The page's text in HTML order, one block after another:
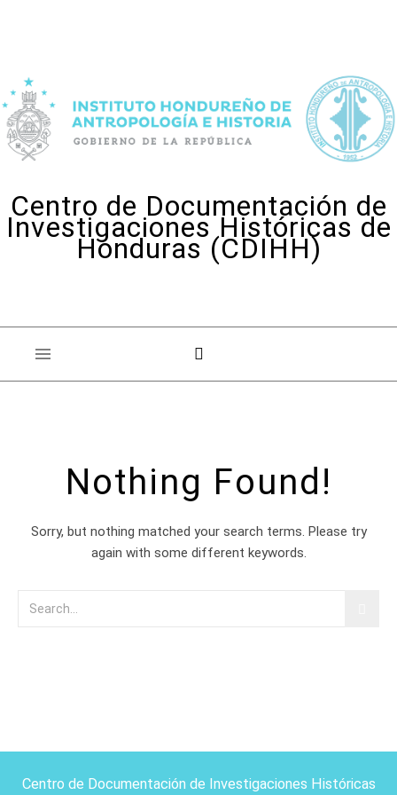
Centro de Documentación de
Investigaciones Históricas de
Honduras (CDIHH)
Nothing Found!
Sorry, but nothing matched your search terms. Please try
again with some different keywords.
Centro de Documentación de Investigaciones Históricas